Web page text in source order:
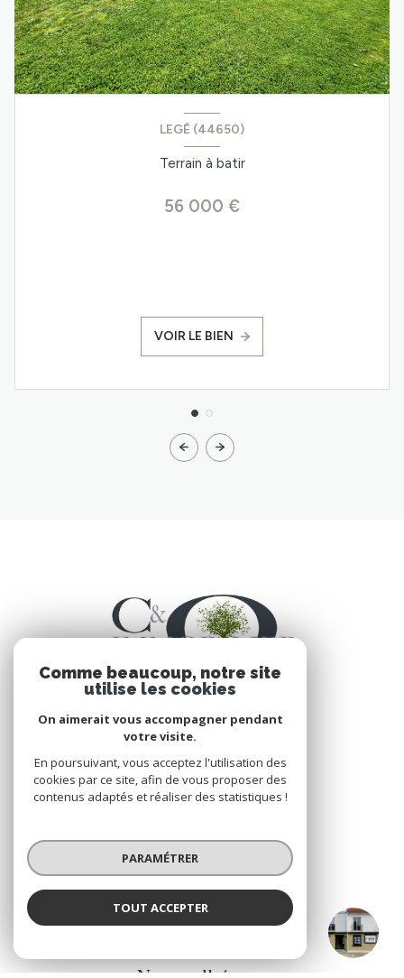
CO IMMOBILIER Legé & Le Bignon
LEGÉ (44650)
Terrain à batir
56 000 €
VOIR LE BIEN
VOTRE ESPACE
Espace propriétaire
SE CONNECTER
Comme beaucoup, notre site
utilise les cookies
On aimerait vous accompagner pendant
votre visite.
En poursuivant, vous acceptez l'utilisation des
cookies par ce site, afin de vous proposer des
contenus adaptés et réaliser des statistiques !
PARAMÉTRER
TOUT ACCEPTER